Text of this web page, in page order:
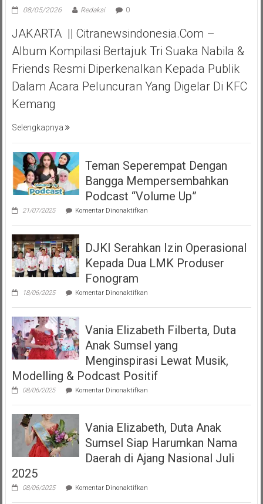
08/05/2026 Redaksi 0
JAKARTA || Citranewsindonesia.com –
Album Kompilasi Bertajuk Tri Suaka Nabila &
Friends Resmi Diperkenalkan Kepada Publik
Dalam Acara Peluncuran Yang Digelar Di KFC
Kemang
Selengkapnya
Teman Seperempat Dengan
Bangga Mempersembahkan
Podcast “Volume Up”
21/07/2025 Komentar Dinonaktifkanpada
Seperempat
Bangga
Mempersembahkan
Podcast
DJKI Serahkan Izin Operasional
Kepada Dua LMK Produser
Fonogram
18/06/2025 Komentar Dinonaktifkanpada
Serahkan
Operasional
Dua
LMK
Produser
Fonogram
Vania Elizabeth Filberta, Duta
Anak Sumsel yang
Menginspirasi Lewat Musik,
Modelling & Podcast Positif
08/06/2025 Komentar Dinonaktifkanpada
Elizabeth
Duta
Sumsel
Menginspirasi
Modelling
Vania Elizabeth, Duta Anak
Sumsel Siap Harumkan Nama
Daerah di Ajang Nasional Juli
2025
08/06/2025 Komentar Dinonaktifkanpada